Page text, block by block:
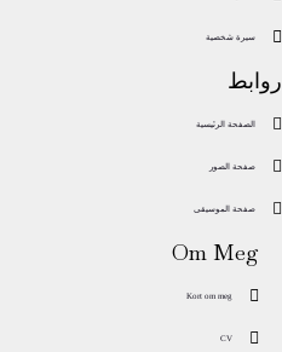
سيرة شخصية
روابط
الصفحة الرئيسية
‎صفحة الصور
‎صفحة الموسيقى
Om Meg
Kort om meg
CV